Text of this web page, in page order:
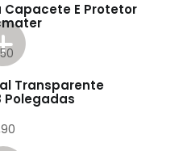
Capacete E Protetor
50
Transparente
Polegadas
90